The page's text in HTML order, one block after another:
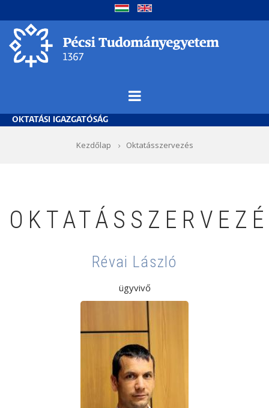
a
tartalomra
OKTATÁSI IGAZGATÓSÁG
Kezdőlap Oktatásszervezés
Révai László
ügyvivő